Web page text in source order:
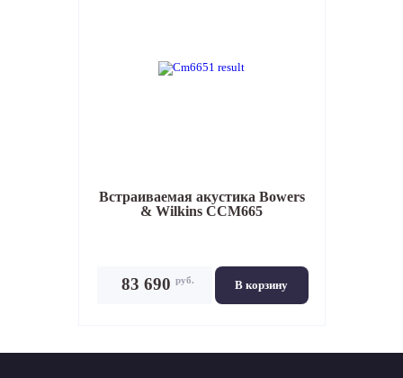
Встраиваемая акустика Bowers
& Wilkins CCM665
В корзину
83 690 руб.